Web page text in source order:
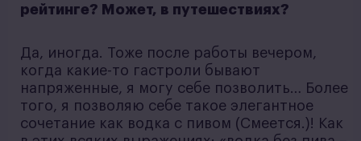
рейтинге? Может, в путешествиях?
Да, иногда. Тоже после работы вечером,
когда какие-то гастроли бывают
напряженные, я могу себе позволить… Более
того, я позволяю себе такое элегантное
сочетание как водка с пивом (Смеется.)! Как